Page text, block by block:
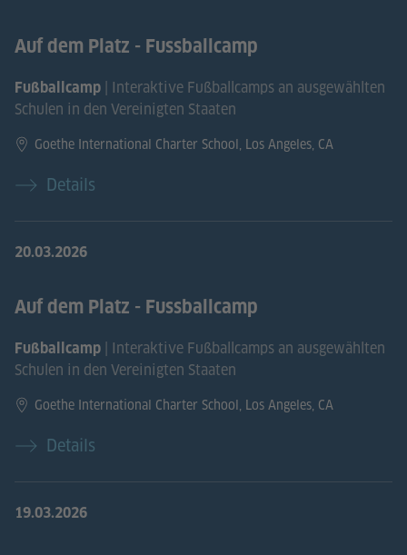
Auf dem Platz - Fussballcamp
Fußballcamp | Interaktive Fußballcamps an ausgewählten
Schulen in den Vereinigten Staaten
Goethe International Charter School, Los Angeles, CA
Details
20.03.2026
Auf dem Platz - Fussballcamp
Fußballcamp | Interaktive Fußballcamps an ausgewählten
Schulen in den Vereinigten Staaten
Goethe International Charter School, Los Angeles, CA
Details
19.03.2026